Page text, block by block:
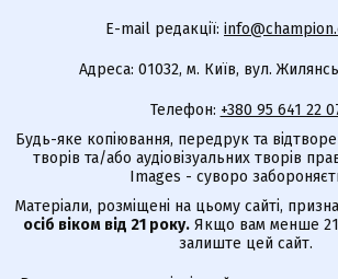
E-mail редакції:
Адреса: 01032, м. Київ, вул.
Телефон: +380 95 641 22
Будь-яке копіювання, передрук та
творів та/або аудіовізуальних творів
Images - суворо
Матеріали, розміщені на цьому сайті,
осіб віком від 21 року. Якщо вам менше 21
залиште цей сайт.